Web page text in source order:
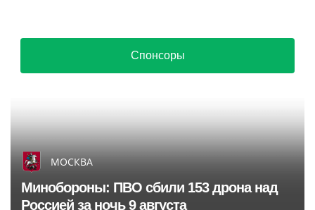
Спонсоры
МОСКВА
Минобороны: ПВО сбили 153 дрона над
Россией за ночь 9 августа